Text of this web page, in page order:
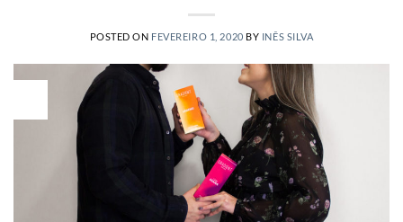
POSTED ON FEVEREIRO 1, 2020 BY INÊS SILVA